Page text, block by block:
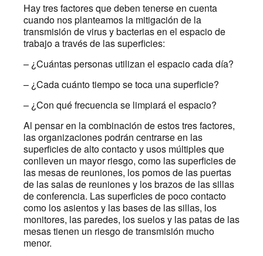
Hay tres factores que deben tenerse en cuenta
cuando nos planteamos la mitigación de la
transmisión de virus y bacterias en el espacio de
trabajo a través de las superficies:
– ¿Cuántas personas utilizan el espacio cada día?
– ¿Cada cuánto tiempo se toca una superficie?
– ¿Con qué frecuencia se limpiará el espacio?
Al pensar en la combinación de estos tres factores,
las organizaciones podrán centrarse en las
superficies de alto contacto y usos múltiples que
conlleven un mayor riesgo, como las superficies de
las mesas de reuniones, los pomos de las puertas
de las salas de reuniones y los brazos de las sillas
de conferencia. Las superficies de poco contacto
como los asientos y las bases de las sillas, los
monitores, las paredes, los suelos y las patas de las
mesas tienen un riesgo de transmisión mucho
menor.